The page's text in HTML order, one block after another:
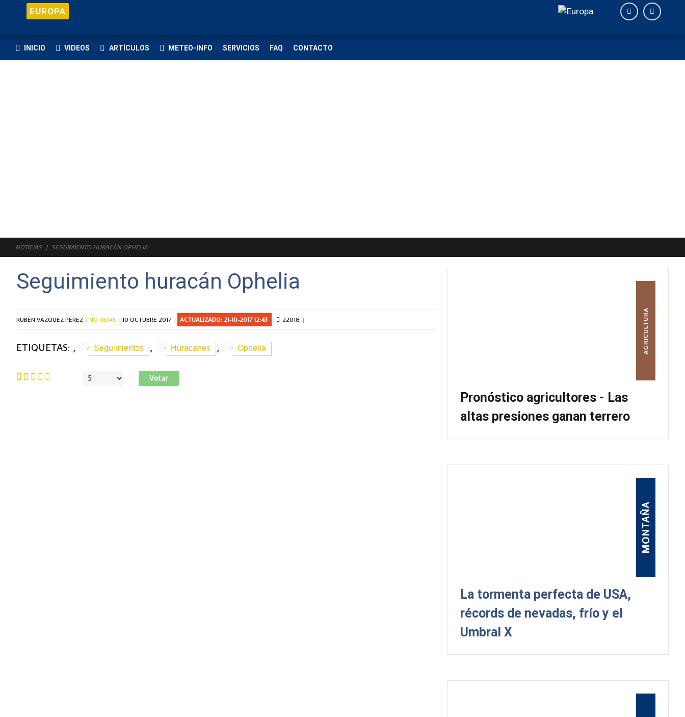
EUROPA
INICIO VIDEOS ARTÍCULOS METEO-INFO SERVICIOS FAQ CONTACTO
NOTICIAS SEGUIMIENTO HURACÁN OPHELIA
Seguimiento huracán Ophelia
RUBÉN VÁZQUEZ PÉREZ NOTICIAS 10 OCTUBRE 2017 ACTUALIZADO: 21-10-2017 12:43 22018
ETIQUETAS: , Seguimientos , Huracanes , Ophelia
Ratio: 5
Por
AGRICULTURA
Pronóstico agricultores - Las
altas presiones ganan terrero
MONTAÑA
La tormenta perfecta de USA,
récords de nevadas, frío y el
Umbral X